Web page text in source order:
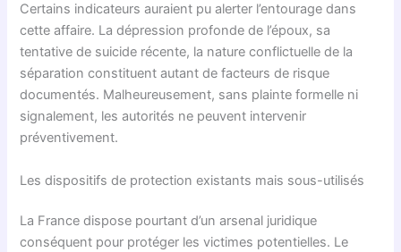
Certains indicateurs auraient pu alerter l’entourage dans
cette affaire. La dépression profonde de l’époux, sa
tentative de suicide récente, la nature conflictuelle de la
séparation constituent autant de facteurs de risque
documentés. Malheureusement, sans plainte formelle ni
signalement, les autorités ne peuvent intervenir
préventivement.
Les dispositifs de protection existants mais sous-utilisés
La France dispose pourtant d’un arsenal juridique
conséquent pour protéger les victimes potentielles. Le